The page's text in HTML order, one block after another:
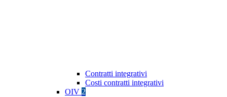
Contratti integrativi
Costi contratti integrativi
OIV 2